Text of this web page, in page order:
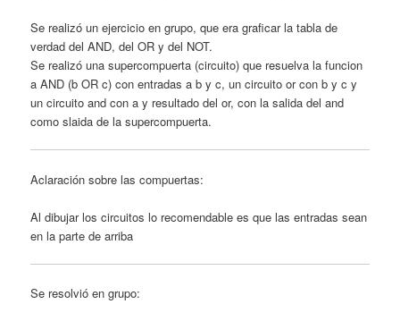
Se realizó un ejercicio en grupo, que era graficar la tabla de
verdad del AND, del OR y del NOT.
Se realizó una supercompuerta (circuito) que resuelva la funcion
a AND (b OR c) con entradas a b y c, un circuito or con b y c y
un circuito and con a y resultado del or, con la salida del and
como slaida de la supercompuerta.
Aclaración sobre las compuertas:
Al dibujar los circuitos lo recomendable es que las entradas sean
en la parte de arriba
Se resolvió en grupo: